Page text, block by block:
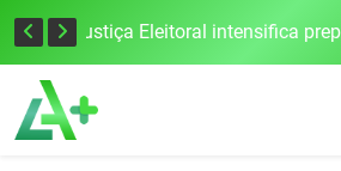
Cobrança do estacionamento rotativo começará em 10 dias em Frederico Westphalen